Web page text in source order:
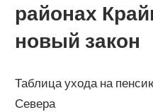
районах
новый закон
Таблица ухода на
Севера